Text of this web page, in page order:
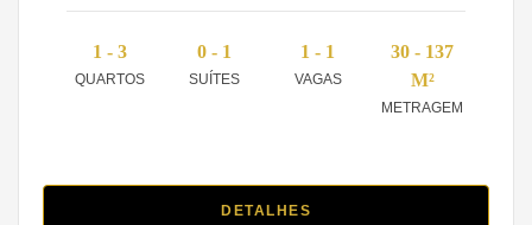
1 - 3
QUARTOS
0 - 1
SUÍTES
1 - 1
VAGAS
30 - 137
M²
METRAGEM
DETALHES